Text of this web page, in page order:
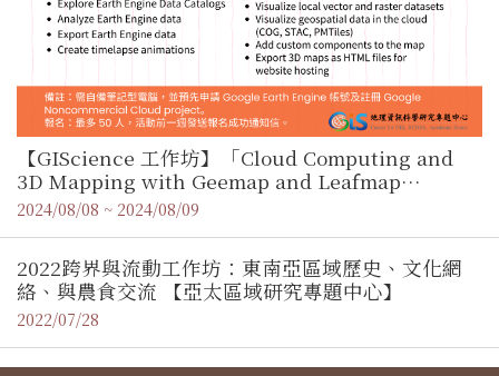
【GIScience 工作坊】「Cloud Computing and
3D Mapping with Geemap and Leafmap
Workshop」工作坊
2024/08/08 ~ 2024/08/09
2022跨界與流動工作坊：東南亞區域歷史、文化網
絡、與農食交流 【亞太區域研究專題中心】
2022/07/28